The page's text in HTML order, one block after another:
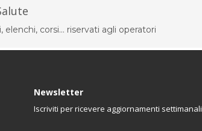
corsi... riservati agli operatori
Newsletter
Iscriviti per ricevere aggiornamenti settimanali